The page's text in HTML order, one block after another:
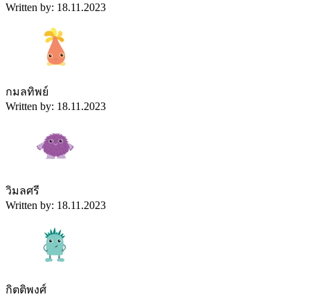
Written by: 18.11.2023
กมลทิพย์
Written by: 18.11.2023
วิมลศรี
Written by: 18.11.2023
กิตติพงศ์